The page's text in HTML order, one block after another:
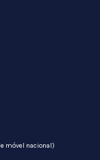
móvel nacional)